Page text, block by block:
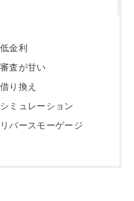
低金利
審査が甘い
借り換え
シミュレーション
リバースモーゲージ